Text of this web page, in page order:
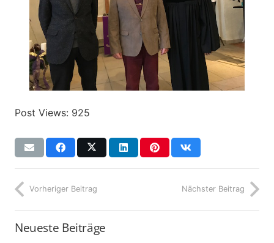
Post Views: 925
Vorheriger Beitrag Nächster Beitrag
Neueste Beiträge